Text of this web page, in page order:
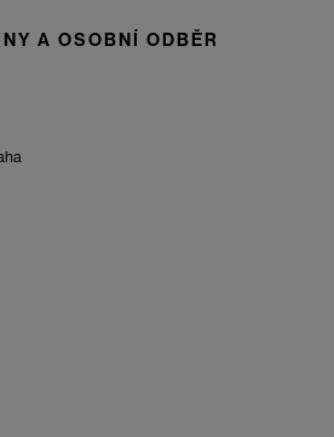
A OSOBNÍ ODBĚR